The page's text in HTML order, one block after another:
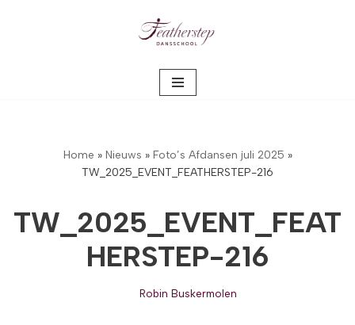
Home » Nieuws » Foto’s Afdansen juli 2025 »
TW_2025_EVENT_FEATHERSTEP-216
TW_2025_EVENT_FEAT
HERSTEP-216
Robin Buskermolen